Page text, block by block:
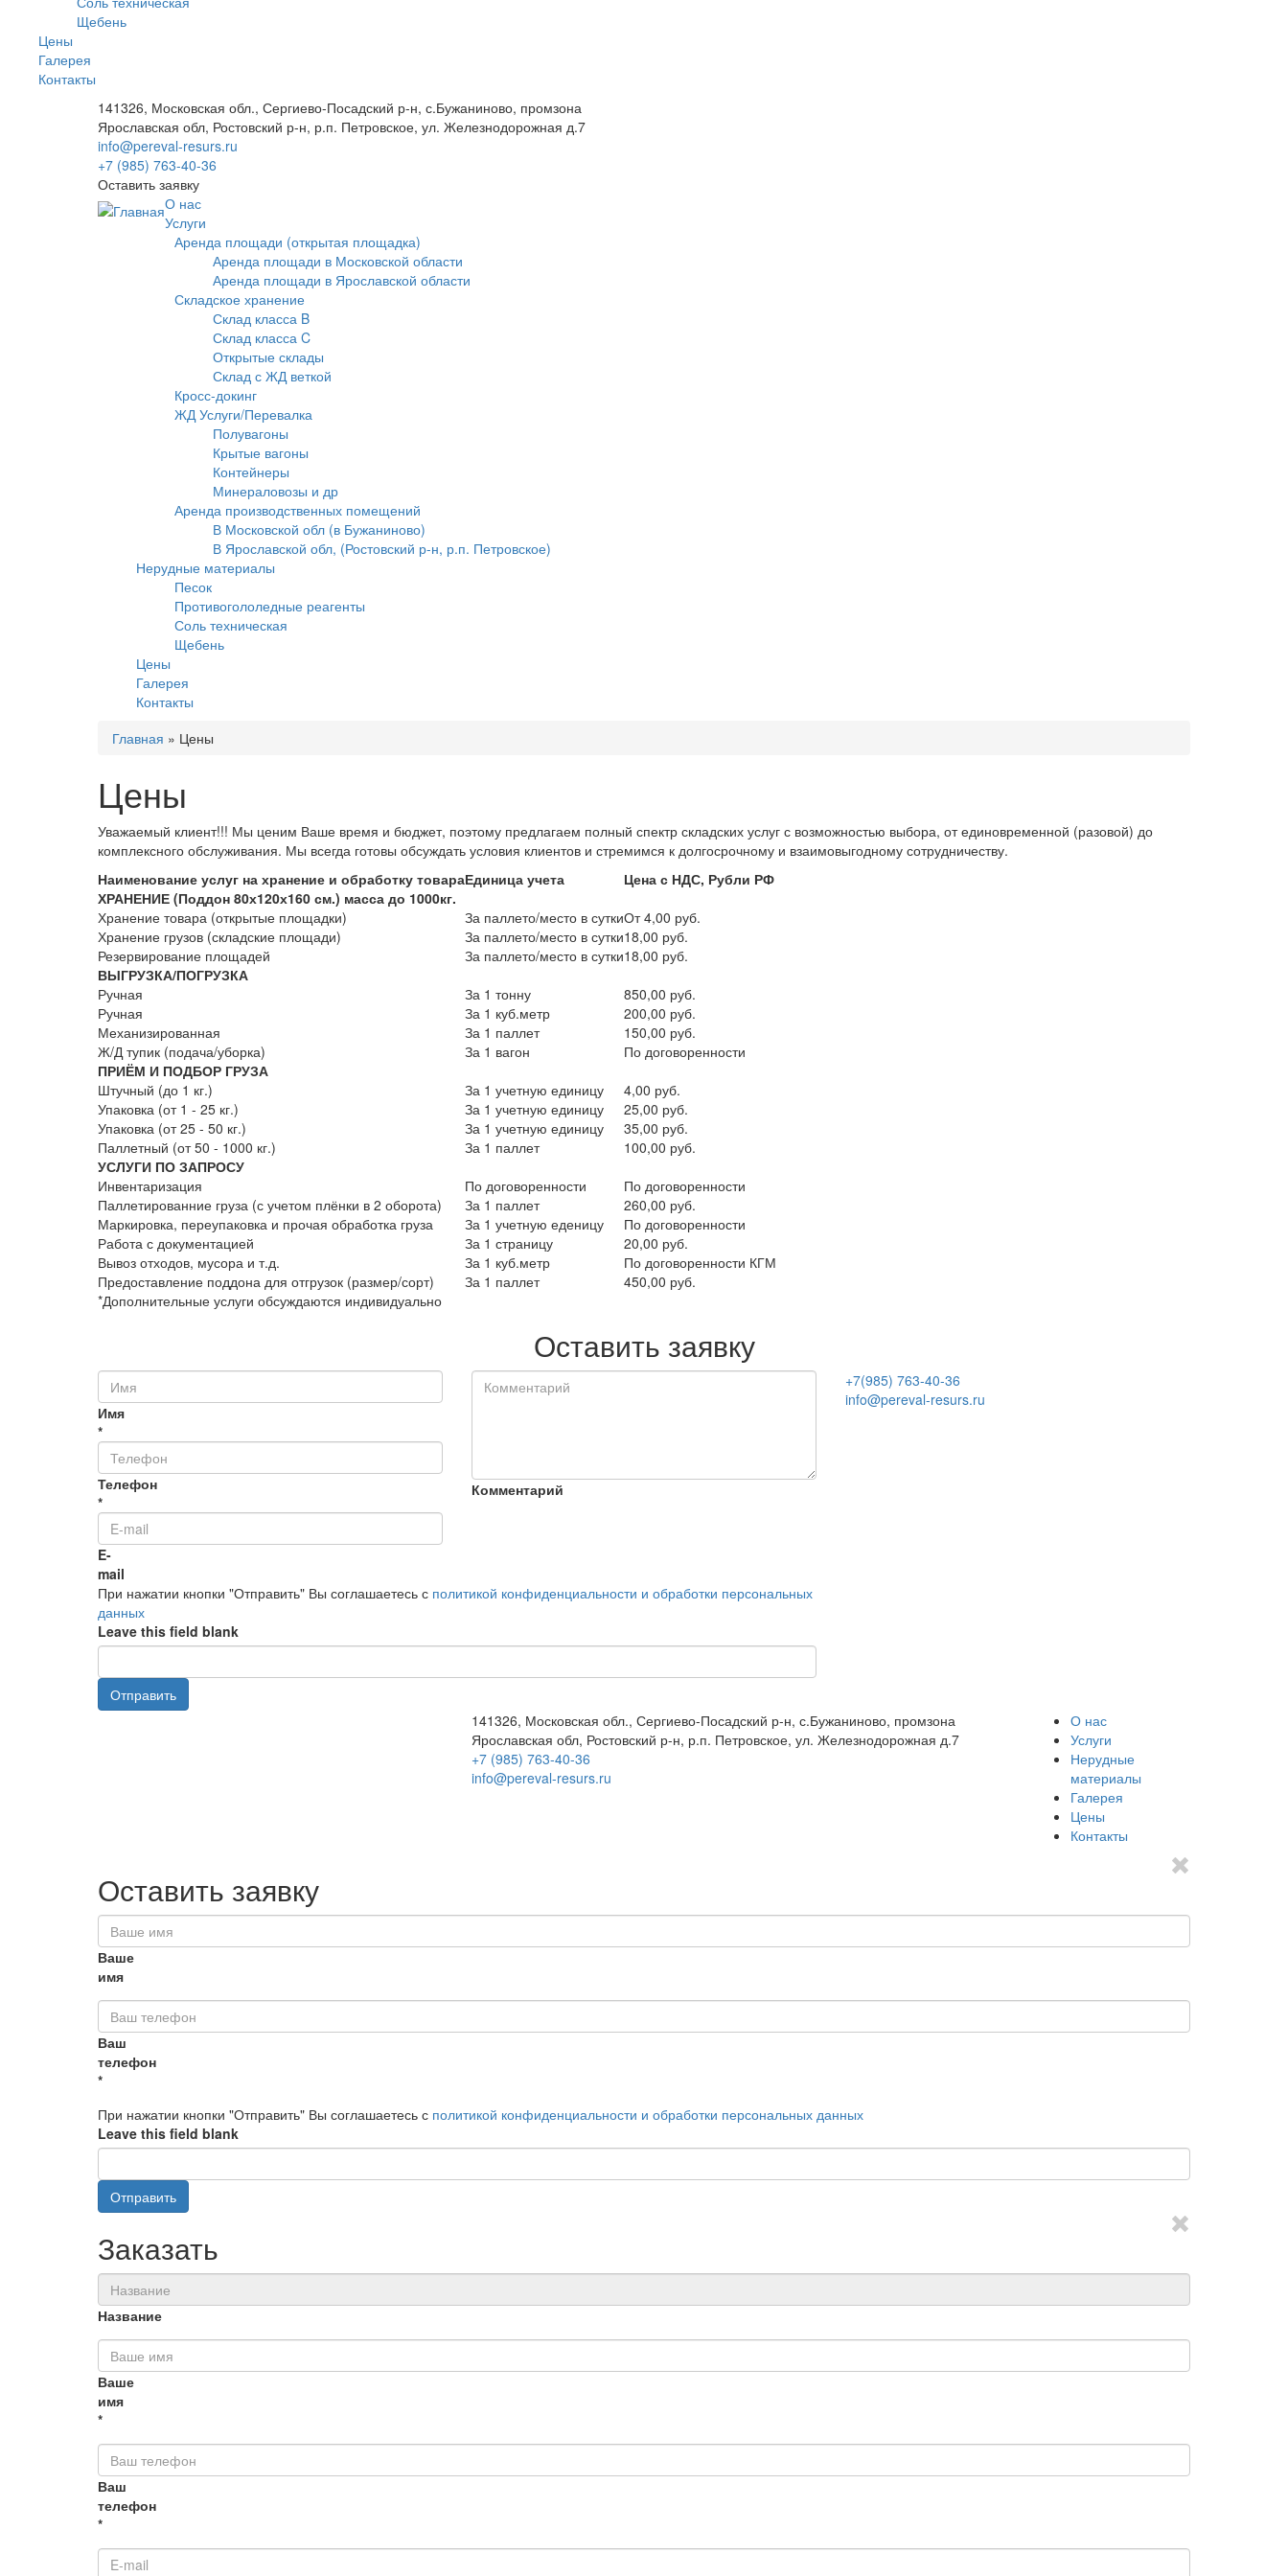
Щебень
Цены
Галерея
Контакты
141326, Московская обл., Сергиево-Посадский р-н, с.Бужаниново, промзона
Ярославская обл, Ростовский р-н, р.п. Петровское, ул. Железнодорожная д.7
info@pereval-resurs.ru
+7 (985) 763-40-36
Оставить заявку
О нас
Услуги
Аренда площади (открытая площадка)
Аренда площади в Московской области
Аренда площади в Ярославской области
Складское хранение
Склад класса B
Склад класса C
Открытые склады
Склад с ЖД веткой
Кросс-докинг
ЖД Услуги/Перевалка
Полувагоны
Крытые вагоны
Контейнеры
Минераловозы и др
Аренда производственных помещений
В Московской обл (в Бужаниново)
В Ярославской обл, (Ростовский р-н, р.п. Петровское)
Нерудные материалы
Песок
Противогололедные реагенты
Соль техническая
Щебень
Цены
Галерея
Контакты
Главная » Цены
Цены
Уважаемый клиент!!! Мы ценим Ваше время и бюджет, поэтому предлагаем полный спектр складских услуг с возможностью выбора, от единовременной (разовой) до
комплексного обслуживания. Мы всегда готовы обсуждать условия клиентов и стремимся к долгосрочному и взаимовыгодному сотрудничеству.
Наименование услуг на хранение и обработку товараЕдиница учета
Цена с НДС, Рубли РФ
ХРАНЕНИЕ (Поддон 80х120х160 см.) масса до 1000кг.
Хранение товара (открытые площадки)
За паллето/место в суткиОт 4,00 руб.
Хранение грузов (складские площади)
За паллето/место в сутки18,00 руб.
Резервирование площадей
За паллето/место в сутки18,00 руб.
ВЫГРУЗКА/ПОГРУЗКА
Ручная
За 1 тонну
850,00 руб.
Ручная
За 1 куб.метр
200,00 руб.
Механизированная
За 1 паллет
150,00 руб.
Ж/Д тупик (подача/уборка)
За 1 вагон
По договоренности
ПРИЁМ И ПОДБОР ГРУЗА
Штучный (до 1 кг.)
За 1 учетную единицу
4,00 руб.
Упаковка (от 1 - 25 кг.)
За 1 учетную единицу
25,00 руб.
Упаковка (от 25 - 50 кг.)
За 1 учетную единицу
35,00 руб.
Паллетный (от 50 - 1000 кг.)
За 1 паллет
100,00 руб.
УСЛУГИ ПО ЗАПРОСУ
Инвентаризация
По договоренности
По договоренности
Паллетированние груза (с учетом плёнки в 2 оборота)
За 1 паллет
260,00 руб.
Маркировка, переупаковка и прочая обработка груза
За 1 учетную еденицу
По договоренности
Работа с документацией
За 1 страницу
20,00 руб.
Вывоз отходов, мусора и т.д.
За 1 куб.метр
По договоренности КГМ
Предоставление поддона для отгрузок (размер/сорт)
За 1 паллет
450,00 руб.
*Дополнительные услуги обсуждаются индивидуально
Оставить заявку
Имя
*
Телефон
*
E-
mail
Комментарий
При нажатии кнопки "Отправить" Вы соглашаетесь с политикой конфиденциальности и обработки персональных
данных
Leave this field blank
Отправить
+7(985) 763-40-36
info@pereval-resurs.ru
141326, Московская обл., Сергиево-Посадский р-н, с.Бужаниново, промзона
Ярославская обл, Ростовский р-н, р.п. Петровское, ул. Железнодорожная д.7
+7 (985) 763-40-36
info@pereval-resurs.ru
О нас
Услуги
Нерудные
материалы
Галерея
Цены
Контакты
Оставить заявку
Ваше
имя
Ваш
телефон
*
При нажатии кнопки "Отправить" Вы соглашаетесь с политикой конфиденциальности и обработки персональных данных
Leave this field blank
Отправить
Заказать
Название
Ваше
имя
*
Ваш
телефон
*